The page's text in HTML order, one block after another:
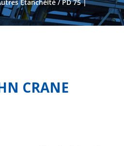
Etanchéité/ PD 75 |
CRANE